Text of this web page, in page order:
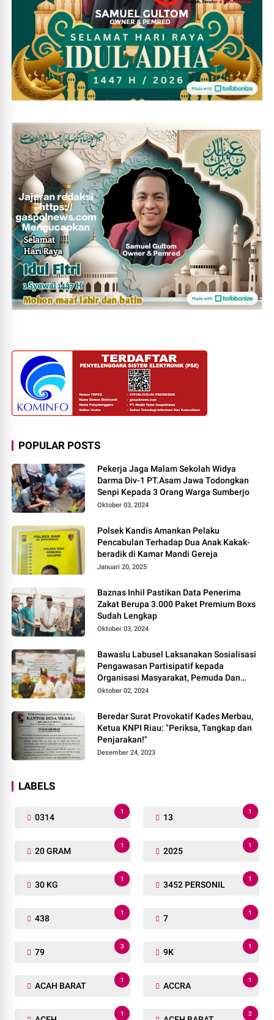
POPULAR POSTS
Pekerja Jaga Malam Sekolah Widya
Darma Div-1 PT.Asam Jawa Todongkan
Senpi Kepada 3 Orang Warga Sumberjo
Oktober 03, 2024
Polsek Kandis Amankan Pelaku
Pencabulan Terhadap Dua Anak Kakak-
beradik di Kamar Mandi Gereja
Januari 20, 2025
Baznas Inhil Pastikan Data Penerima
Zakat Berupa 3.000 Paket Premium Boxs
Sudah Lengkap
Oktober 03, 2024
Bawaslu Labusel Laksanakan Sosialisasi
Pengawasan Partisipatif kepada
Organisasi Masyarakat, Pemuda Dan
Agama Pada pilkada Serentak 2024
Oktober 02, 2024
Beredar Surat Provokatif Kades Merbau,
Ketua KNPI Riau: "Periksa, Tangkap dan
Penjarakan!"
Desember 24, 2023
LABELS
0314
1
13
1
20 GRAM
1
2025
1
30 KG
1
3452 PERSONIL
1
438
1
7
1
79
3
9K
1
ACAH BARAT
1
ACCRA
1
1 2